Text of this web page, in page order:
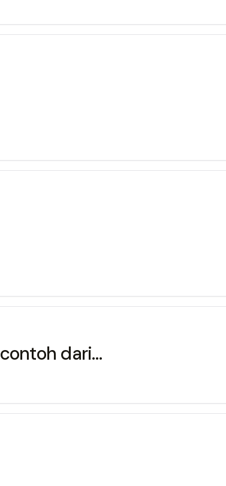
Potongan ayat ini أَلَمْ نَجْعَلٍ اْلأَرْضَ مِهَدًا contoh dari…